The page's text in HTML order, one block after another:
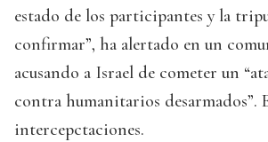
estado de los participantes y la
confirmar”, ha alertado en un
acusando a Israel de cometer un
contra humanitarios desarmados”.
intercepctaciones.